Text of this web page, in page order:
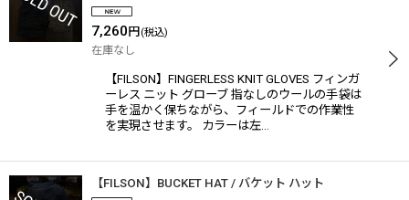
7,260 円 (税込)
在庫なし
【FILSON】FINGERLESS KNIT GLOVES フィンガ
ーレス ニット グローブ 指なしのウールの手袋は
手を温かく保ちながら、フィールドでの作業性
を実現させます。 カラーは左…
【FILSON】BUCKET HAT / バケット ハット